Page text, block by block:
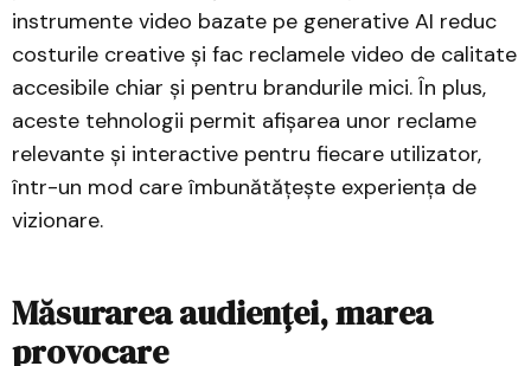
instrumente video bazate pe generative AI reduc
costurile creative și fac reclamele video de calitate
accesibile chiar și pentru brandurile mici. În plus,
aceste tehnologii permit afișarea unor reclame
relevante și interactive pentru fiecare utilizator,
într-un mod care îmbunătățește experiența de
vizionare.
Măsurarea audienței, marea
provocare